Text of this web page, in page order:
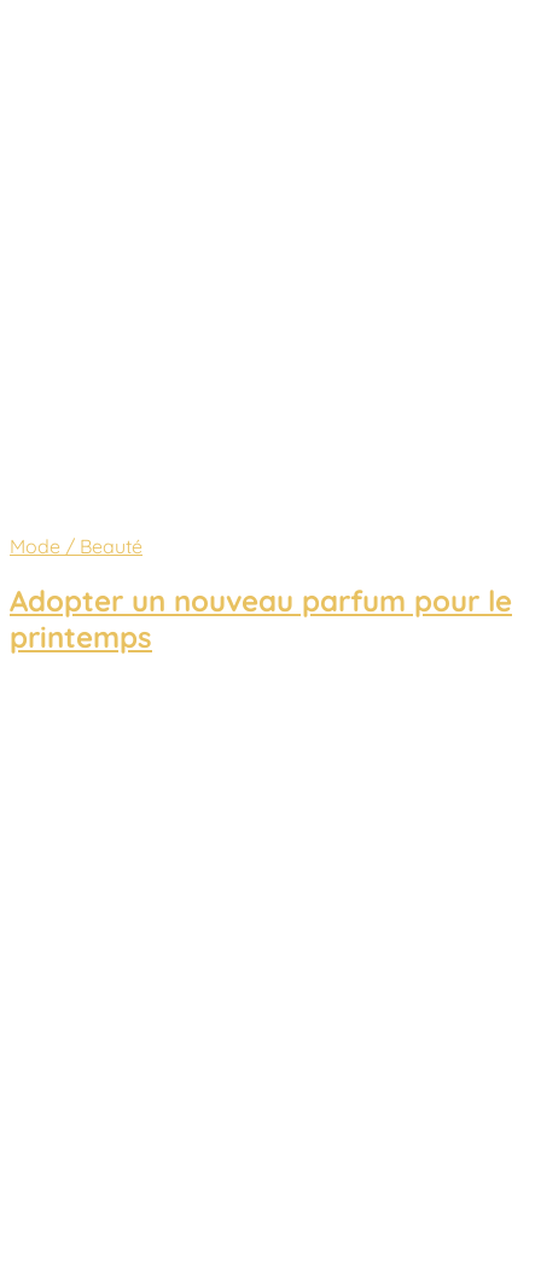
Mode / Beauté
Adopter un nouveau parfum pour le
printemps